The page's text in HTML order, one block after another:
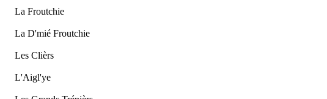
La Froutchie
La D'mié Froutchie
Les Clièrs
L'Aigl'ye